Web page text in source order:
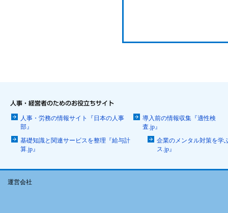
人事・労務の情報サイト『日本の人事
部』
導入前の情報収集『適性検
査.jp』
基礎知識と関連サービスを整理『給与計
算.jp』
企業のメンタル対策を学
ス.jp』
運営会社